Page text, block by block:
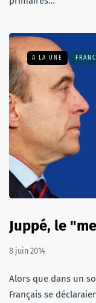
A LA UNE
Juppé, le
8 juin 2014
Alors que dans un
Français se